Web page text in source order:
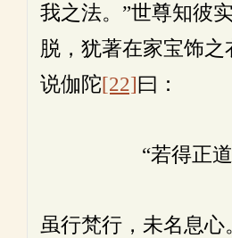
我之法。”世尊知彼
脱，犹著在家宝饰之
说伽陀[22]曰：
“若得正道，
虽行梵行，未名息心